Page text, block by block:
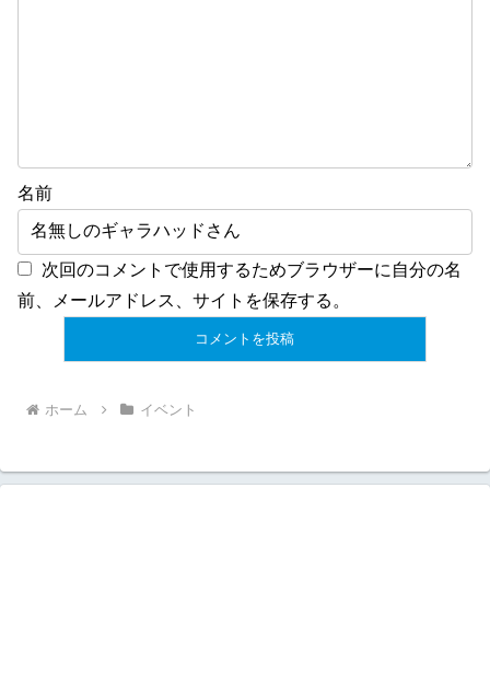
名前
次回のコメントで使用するためブラウザーに自分の名
前、メールアドレス、サイトを保存する。
ホーム イベント